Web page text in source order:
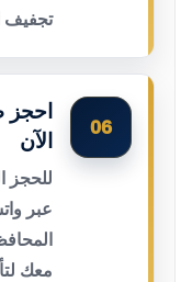
تجفيف
06
احجز
الآن
للحجز
عبر
معك